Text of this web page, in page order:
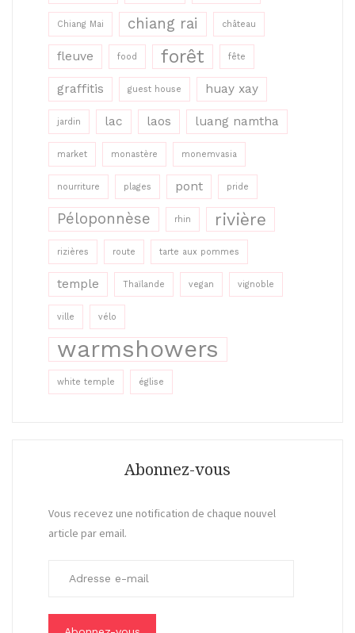
Chiang Mai chiang rai château
fleuve food forêt fête
graffitis guest house huay xay
jardin lac laos luang namtha
market monastère monemvasia
nourriture plages pont pride
Péloponnèse rhin rivière
rizières route tarte aux pommes
temple Thaïlande vegan vignoble
ville vélo
warmshowers
white temple église
Abonnez-vous
Vous recevez une notification de chaque nouvel
article par email.